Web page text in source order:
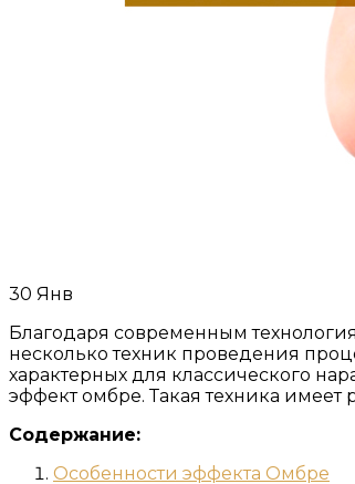
30 Янв
Благодаря современным
несколько техник проведения
характерных для классического
эффект омбре. Такая техника
Содержание:
Особенности эффекта Омбре